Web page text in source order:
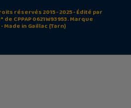
réservés 2015 - 2025 - Édité par
de CPPAP 0621W93953. Marque
Made in Gaillac (Tarn)